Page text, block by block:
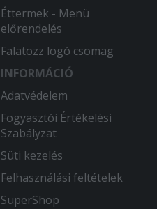
Éttermek - Menü
előrendelés
Falatozz logó csomag
INFORMÁCIÓ
Adatvédelem
Fogyasztói Értékelési
Szabályzat
Süti kezelés
Felhasználási feltételek
SuperShop